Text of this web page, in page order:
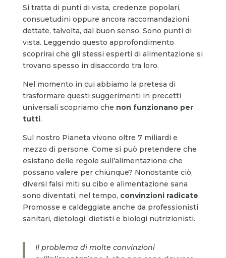
Si tratta di punti di vista, credenze popolari,
consuetudini oppure ancora raccomandazioni
dettate, talvolta, dal buon senso. Sono punti di
vista. Leggendo questo approfondimento
scoprirai che gli stessi esperti di alimentazione si
trovano spesso in disaccordo tra loro.
Nel momento in cui abbiamo la pretesa di
trasformare questi suggerimenti in precetti
universali scopriamo che non funzionano per
tutti.
Sul nostro Pianeta vivono oltre 7 miliardi e
mezzo di persone. Come si può pretendere che
esistano delle regole sull’alimentazione che
possano valere per chiunque? Nonostante ciò,
diversi falsi miti su cibo e alimentazione sana
sono diventati, nel tempo, convinzioni radicate.
Promosse e caldeggiate anche da professionisti
sanitari, dietologi, dietisti e biologi nutrizionisti.
Il problema di molte convinzioni